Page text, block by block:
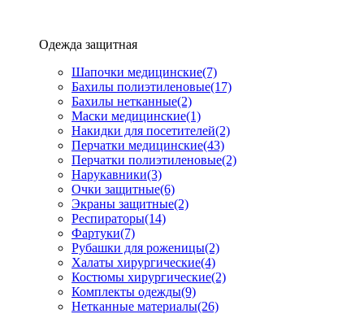
Одежда защитная
Шапочки медицинские(7)
Бахилы полиэтиленовые(17)
Бахилы нетканные(2)
Маски медицинские(1)
Накидки для посетителей(2)
Перчатки медицинские(43)
Перчатки полиэтиленовые(2)
Нарукавники(3)
Очки защитные(6)
Экраны защитные(2)
Рeспираторы(14)
Фартуки(7)
Рубашки для роженицы(2)
Халаты хирургические(4)
Костюмы хирургические(2)
Комплекты одежды(9)
Нетканные материалы(26)